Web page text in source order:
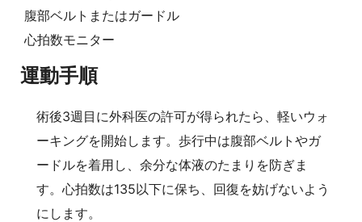
腹部ベルトまたはガードル
心拍数モニター
運動手順
術後3週目に外科医の許可が得られたら、軽いウォ
ーキングを開始します。歩行中は腹部ベルトやガ
ードルを着用し、余分な体液のたまりを防ぎま
す。心拍数は135以下に保ち、回復を妨げないよう
にします。